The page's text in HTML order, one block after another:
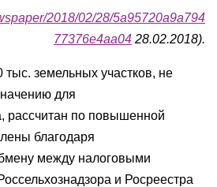
2018/02/28/5a95720a9a794
77376e4aa04 28.02.2018).
тыс. земельных участков, не
для
рассчитан по повышенной
благодаря
между налоговыми
и Росреестра